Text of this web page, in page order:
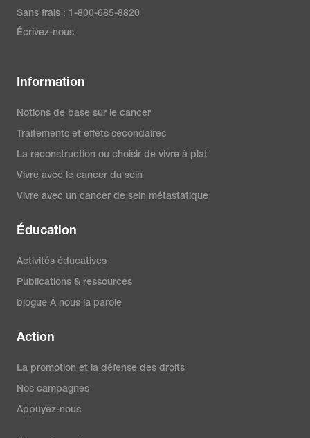
Sans frais : 1-800-685-8820
Écrivez-nous
Information
Notions de base sur le cancer
Traitements et effets secondaires
La reconstruction ou choisir de vivre à plat
Vivre avec le cancer du sein
Vivre avec un cancer de sein métastatique
Éducation
Activités éducatives
Publications & ressources
blogue À nous la parole
Action
La promotion et la défense des droits
Nos campagnes
Appuyez-nous